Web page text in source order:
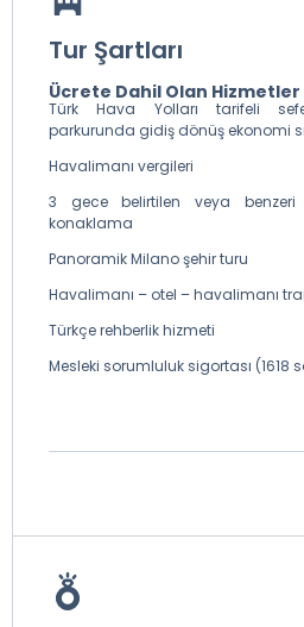
Tur Şartları
Ücrete Dahil Olan Hizmetler
Türk Hava Yolları tarifeli
parkurunda gidiş dönüş ekonomi
Havalimanı vergileri
3 gece belirtilen veya
konaklama
Panoramik Milano şehir turu
Havalimanı – otel – havalimanı
Türkçe rehberlik hizmeti
Mesleki sorumluluk sigortası (1618